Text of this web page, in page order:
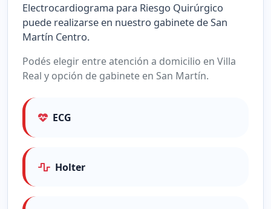
Electrocardiograma para Riesgo Quirúrgico
puede realizarse en nuestro gabinete de San
Martín Centro.
Podés elegir entre atención a domicilio en Villa
Real y opción de gabinete en San Martín.
ECG
Holter